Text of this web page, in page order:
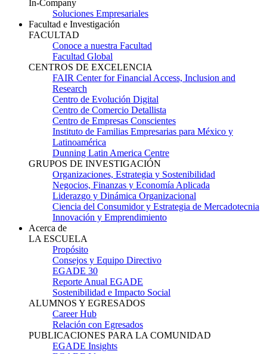
In-Company
Soluciones Empresariales
Facultad e Investigación
FACULTAD
Conoce a nuestra Facultad
Facultad Global
CENTROS DE EXCELENCIA
FAIR Center for Financial Access, Inclusion and
Research
Centro de Evolución Digital
Centro de Comercio Detallista
Centro de Empresas Conscientes
Instituto de Familias Empresarias para México y
Latinoamérica
Dunning Latin America Centre
GRUPOS DE INVESTIGACIÓN
Organizaciones, Estrategia y Sostenibilidad
Negocios, Finanzas y Economía Aplicada
Liderazgo y Dinámica Organizacional
Ciencia del Consumidor y Estrategia de Mercadotecnia
Innovación y Emprendimiento
Acerca de
LA ESCUELA
Propósito
Consejos y Equipo Directivo
EGADE 30
Reporte Anual EGADE
Sostenibilidad e Impacto Social
ALUMNOS Y EGRESADOS
Career Hub
Relación con Egresados
PUBLICACIONES PARA LA COMUNIDAD
EGADE Insights